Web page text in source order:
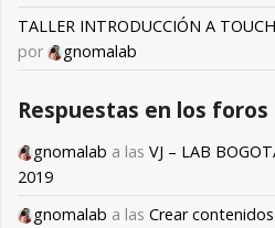
TALLER INTRODUCCIÓN A
por
gnomalab
Respuestas en los foros
gnomalab a las VJ – LAB
2019
gnomalab a las Crear